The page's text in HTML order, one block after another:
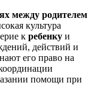
между родителем
культура
к ребенку и
действий и
его право на
помощи при